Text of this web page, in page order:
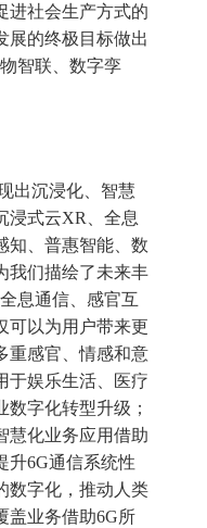
进社会生产方式的
展的终极目标做出
智联、数字孪
沉浸化、智慧
浸式云XR、全息
知、普惠智能、数
我们描绘了未来丰
息通信、感官互
可以为用户带来更
重感官、情感和意
于娱乐生活、医疗
字化转型升级；
慧化业务应用借助
升6G通信系统性
数字化，推动人类
盖业务借助6G所